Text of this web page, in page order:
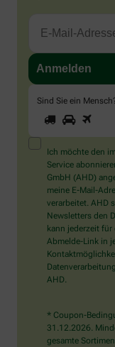
Sind Sie ein
Sind
Sie
ein
Mensch?
Dann
wählen
Sie
bitte
das
Auto.
1 2
Ich möchte den
Service
GmbH (AHD)
meine E-Mail-
verarbeitet. AHD
Newsletters den
kann jederzeit
Abmelde-Link in
AHD.
* Coupon-
31.12.2026.
gesamte